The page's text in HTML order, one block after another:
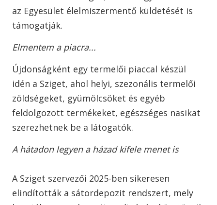
az Egyesület élelmiszermentő küldetését is
támogatják.
Elmentem a piacra...
Újdonságként egy termelői piaccal készül
idén a Sziget, ahol helyi, szezonális termelői
zöldségeket, gyümölcsöket és egyéb
feldolgozott termékeket, egészséges nasikat
szerezhetnek be a látogatók.
A hátadon legyen a házad kifele menet is
A Sziget szervezői 2025-ben sikeresen
elindították a sátordepozit rendszert, mely